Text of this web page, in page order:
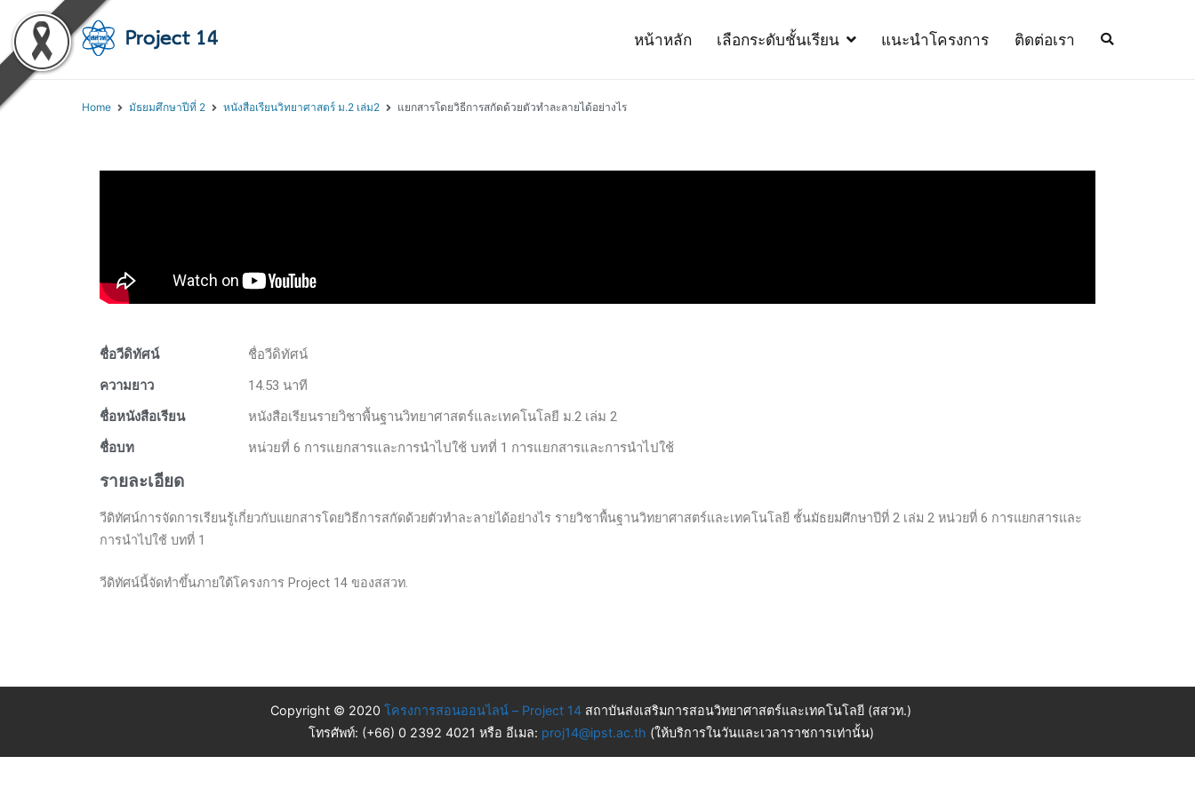
หน้าหลัก เลือกระดับชั้นเรียน แนะนำโครงการ ติดต่อเรา
Home มัธยมศึกษาปีที่ 2 หนังสือเรียนวิทยาศาสตร์ ม.2 เล่ม2 แยกสารโดยวิธีการสกัดด้วยตัวทำละลายได้อย่างไร
ชื่อวีดิทัศน์
ชื่อวีดิทัศน์
ความยาว
14.53 นาที
ชื่อหนังสือเรียน
หนังสือเรียนรายวิชาพื้นฐานวิทยาศาสตร์และเทคโนโลยี ม.2 เล่ม 2
ชื่อบท
หน่วยที่ 6 การแยกสารและการนำไปใช้ บทที่ 1 การแยกสารและการนำไปใช้
รายละเอียด
วีดิทัศน์การจัดการเรียนรู้เกี่ยวกับแยกสารโดยวิธีการสกัดด้วยตัวทำละลายได้อย่างไร รายวิชาพื้นฐานวิทยาศาสตร์และเทคโนโลยี ชั้นมัธยมศึกษาปีที่ 2 เล่ม 2 หน่วยที่ 6 การแยกสารและ
การนำไปใช้ บทที่ 1
วีดิทัศน์นี้จัดทำขึ้นภายใต้โครงการ Project 14 ของสสวท.
Copyright © 2020 โครงการสอนออนไลน์ – Project 14 สถาบันส่งเสริมการสอนวิทยาศาสตร์และเทคโนโลยี (สสวท.)
โทรศัพท์: (+66) 0 2392 4021 หรือ อีเมล: proj14@ipst.ac.th (ให้บริการในวันและเวลาราชการเท่านั้น)